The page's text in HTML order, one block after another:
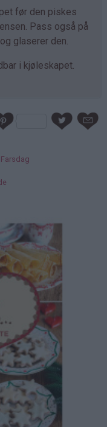
før den piskes
Pass også på
glaserer den.
i kjøleskapet.
Farsdag